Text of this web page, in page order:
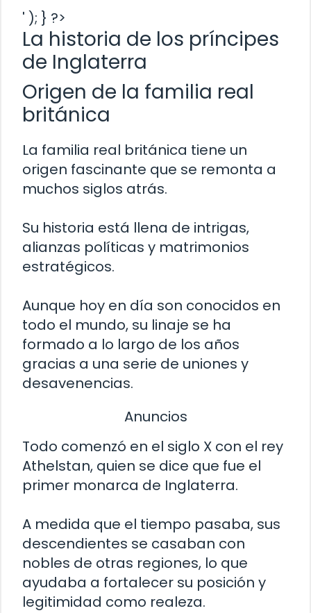
' ); } ?>
La historia de los príncipes
de Inglaterra
Origen de la familia real
británica
La familia real británica tiene un
origen fascinante que se remonta a
muchos siglos atrás.
Su historia está llena de intrigas,
alianzas políticas y matrimonios
estratégicos.
Aunque hoy en día son conocidos en
todo el mundo, su linaje se ha
formado a lo largo de los años
gracias a una serie de uniones y
desavenencias.
Anuncios
Todo comenzó en el siglo X con el rey
Athelstan, quien se dice que fue el
primer monarca de Inglaterra.
A medida que el tiempo pasaba, sus
descendientes se casaban con
nobles de otras regiones, lo que
ayudaba a fortalecer su posición y
legitimidad como realeza.